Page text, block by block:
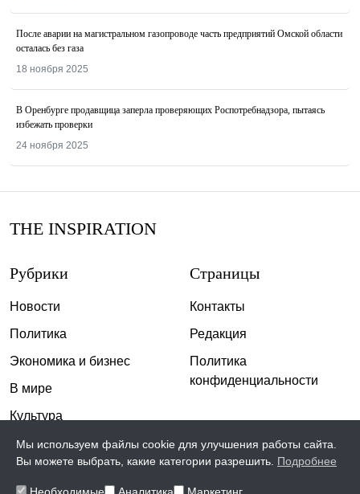
После аварии на магистральном газопроводе часть предприятий Омской области
осталась без газа
18 ноября 2025
В Оренбурге продавщица заперла проверяющих Роспотребнадзора, пытаясь
избежать проверки
24 ноября 2025
THE INSPIRATION
Рубрики
Новости
Политика
Экономика и бизнес
В мире
Культура
Спорт
Страницы
Контакты
Редакция
Политика
конфиденциальности
Мы используем файлы cookie для улучшения работы сайта.
Вы можете выбрать, какие категории разрешить. Подробнее